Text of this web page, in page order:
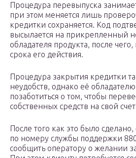
Процедура перевыпуска
при этом меняется лишь
кредитки сохраняется. Код
высылается на прикрепленный
обладателя продукта, после чего,
срока его действия.
Процедура закрытия кредитки
неудобств, однако её
позаботиться о том, чтобы
собственных средств на свой
После того как это было
по номеру службы поддержки
сообщить оператору о желании